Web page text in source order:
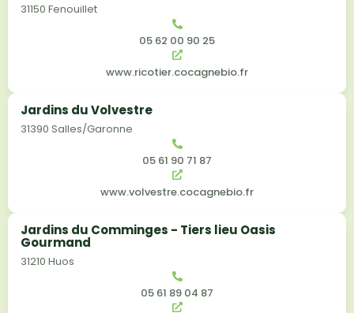
31150 Fenouillet
05 62 00 90 25
www.ricotier.cocagnebio.fr
Jardins du Volvestre
31390 Salles/Garonne
05 61 90 71 87
www.volvestre.cocagnebio.fr
Jardins du Comminges - Tiers lieu Oasis
Gourmand
31210 Huos
05 61 89 04 87